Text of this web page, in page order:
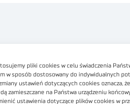
pliki cookies w celu świadczenia
w sposób dostosowany do indywidualnych
ustawień dotyczących cookies oznacza,
zamieszczane na Państwa urządzeniu
ustawienia dotyczące plików cookies w
cyfrowa
Portalu
sklepu